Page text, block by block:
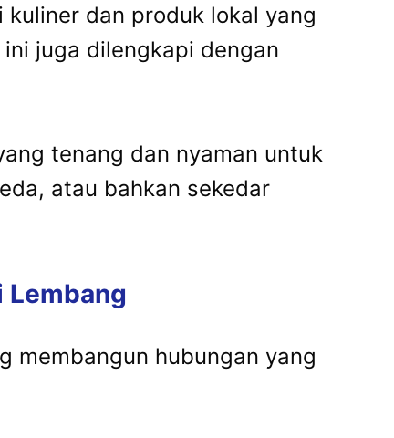
dan produk lokal yang
juga dilengkapi dengan
tenang dan nyaman untuk
atau bahkan sekedar
Lembang
membangun hubungan yang